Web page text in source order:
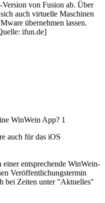
Version von Fusion ab. Über
auch virtuelle Maschinen
übernehmen lassen.
ifun.de]
WinWein App? 1
auch für das iOS
entsprechende WinWein-
Veröffentlichungstermin
bei Zeiten unter "Aktuelles"